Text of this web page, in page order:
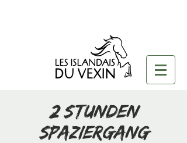
2 Stunden
Spaziergang